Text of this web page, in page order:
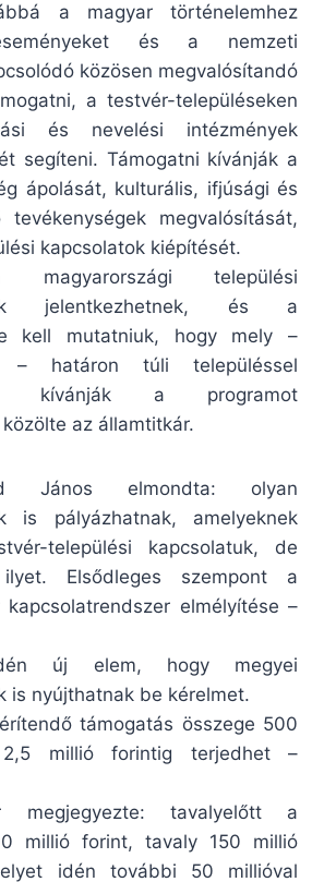
a magyar történelemhez
és a nemzeti
közösen megvalósítandó
a testvér-településeken
és nevelési intézmények
segíteni. Támogatni kívánják a
ápolását, kulturális, ifjúsági és
tevékenységek megvalósítását,
kapcsolatok kiépítését.
települési
jelentkezhetnek, és a
kell mutatniuk, hogy mely –
– határon túli településsel
kívánják a programot
az államtitkár.
János elmondta: olyan
is pályázhatnak, amelyeknek
települési kapcsolatuk, de
ilyet. Elsődleges szempont a
kapcsolatrendszer elmélyítése –
új elem, hogy megyei
is nyújthatnak be kérelmet.
támogatás összege 500
millió forintig terjedhet –
megjegyezte: tavalyelőtt a
millió forint, tavaly 150 millió
idén további 50 millióval